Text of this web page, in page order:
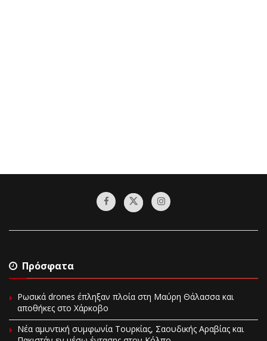
Πρόσφατα
Ρωσικά drones έπληξαν πλοία στη Μαύρη Θάλασσα και
αποθήκες στο Χάρκοβο
Νέα αμυντική συμφωνία Τουρκίας, Σαουδικής Αραβίας και